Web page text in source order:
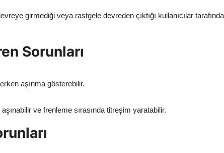
girmediği veya rastgele devreden çıktığı kullanıcılar
Sorunları
aşınma gösterebilir.
ve frenleme sırasında titreşim yaratabilir.